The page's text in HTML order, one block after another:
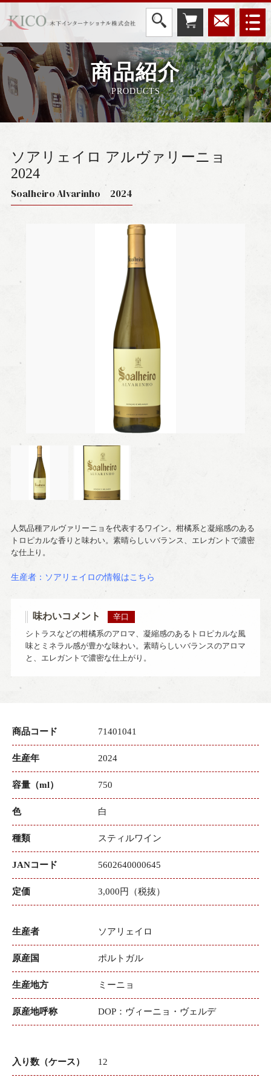
商品紹介
PRODUCTS
ソアリェイロ アルヴァリーニョ
2024
Soalheiro Alvarinho 2024
人気品種アルヴァリーニョを代表するワイン。柑橘系と凝縮感のある
トロピカルな香りと味わい。素晴らしいバランス、エレガントで濃密
な仕上り。
生産者：ソアリェイロの情報はこちら
味わいコメント
辛口
シトラスなどの柑橘系のアロマ、凝縮感のあるトロピカルな風
味とミネラル感が豊かな味わい。素晴らしいバランスのアロマ
と、エレガントで濃密な仕上がり。
商品コード 71401041
生産年 2024
容量（ml） 750
色 白
種類 スティルワイン
JANコード 5602640000645
定価 3,000円（税抜）
生産者 ソアリェイロ
原産国 ポルトガル
生産地方 ミーニョ
原産地呼称 DOP：ヴィーニョ・ヴェルデ
入り数（ケース） 12